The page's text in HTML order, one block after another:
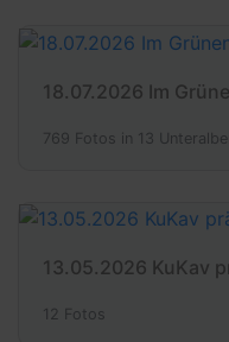
18.07.2026 Im
769 Fotos in 13
13.05.2026 KuKav
12 Fotos